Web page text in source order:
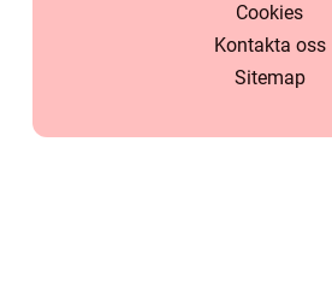
Cookies
Kontakta oss
Sitemap